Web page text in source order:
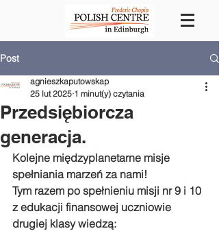
Post
Przedsiębiorcza
generacja.
agnieszkaputowskap
25 lut 2025 1 minut(y) czytania
Kolejne międzyplanetarne misje
spełniania marzeń za nami!
Tym razem po spełnieniu misji nr 9 i 10
z edukacji finansowej uczniowie
drugiej klasy wiedzą: